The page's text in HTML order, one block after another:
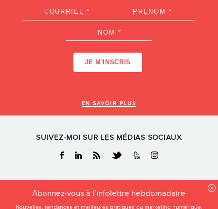
EN SAVOIR PLUS
SUIVEZ-MOI SUR LES MÉDIAS SOCIAUX
Facebook
LinkedinRSS TwitterYoutubeInstagram
Abonnez-vous à l’infolettre hebdomadaire
Nouvelles, tendances et meilleures pratiques du marketing numérique.